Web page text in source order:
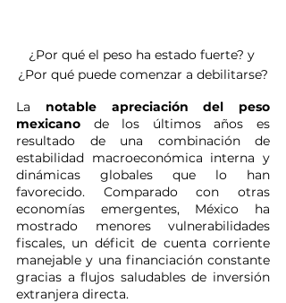
¿Por qué el peso ha estado fuerte? y
¿Por qué puede comenzar a debilitarse?
La notable apreciación del peso
mexicano de los últimos años es
resultado de una combinación de
estabilidad macroeconómica interna y
dinámicas globales que lo han
favorecido. Comparado con otras
economías emergentes, México ha
mostrado menores vulnerabilidades
fiscales, un déficit de cuenta corriente
manejable y una financiación constante
gracias a flujos saludables de inversión
extranjera directa.